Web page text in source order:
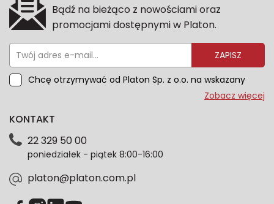
Bądź na bieżąco z nowościami oraz
promocjami dostępnymi w Platon.
ZAPISZ
Chcę otrzymywać od Platon Sp. z o.o. na wskazany
przeze mnie adres e-mail informacje marketingowe
dotyczące danych osobowych znajdziesz w naszej
każdym czasie. Wycofanie zgody nie wpłynie na
zgodność z prawem przetwarzania dokonanego przed
Zobacz więcej
KONTAKT
22 329 50 00
poniedziałek - piątek 8:00-16:00
platon@platon.com.pl